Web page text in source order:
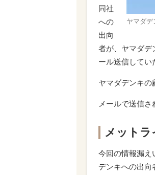
ヤマダ
同社
への
出向
者が、ヤマダデ
ール送信してい
ヤマダデンキの
メールで送信
メットラ
今回の情報漏え
デンキへの出向